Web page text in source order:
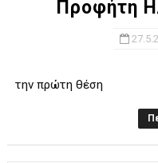
Προφήτη
O Iωνικός
την